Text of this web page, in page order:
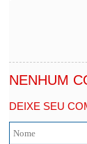
NENHUM
DEIXE SEU